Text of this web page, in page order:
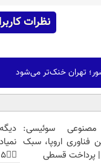
نظرات
تهران خنک‌تر می‌شود
مصنوعی سوئیسی:
فناوری اروپا، سبک
| پرداخت قسطی
👈🏻45%تخفیف